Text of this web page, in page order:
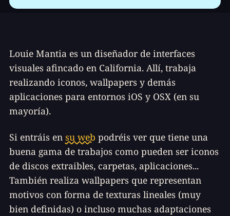
Louie Mantia es un diseñador de interfaces
visuales afincado en California. Allí, trabaja
realizando iconos, wallpapers y demás
aplicaciones para entornos iOS y OSX (en su
mayoría).
Si entráis en su web podréis ver que tiene una
buena gama de trabajos como pueden ser iconos
de discos extraibles, carpetas, aplicaciones...
También realiza wallpapers que representan
motivos con forma de texturas lineales (muy
bien definidas) o incluso muchas adaptaciones